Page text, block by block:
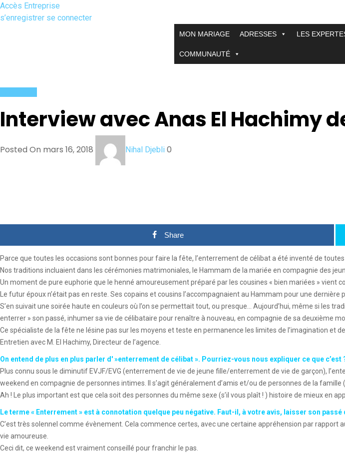
Accès Entreprise
s’enregistrer se connecter
MON MARIAGE ADRESSES LES
COMMUNAUTÉ
Interview avec Anas El Hachimy
Posted On mars 16, 2018 Nihal Djebli 0
Share
Parce que toutes les occasions sont bonnes pour faire la fête, l’enterrement de célibat a été inventé de toutes
Nos traditions incluaient dans les cérémonies matrimoniales, le Hammam de la mariée en compagnie des
Un moment de pure euphorie que le henné amoureusement préparé par les cousines « bien mariées » vient
Le futur époux n’était pas en reste. Ses copains et cousins l’accompagnaient au Hammam pour une
S’en suivait une soirée haute en couleurs où l’on se permettait tout, ou presque… Aujourd’hui, même si les
enterrer » son passé, inhumer sa vie de célibataire pour renaître à nouveau, en compagnie de sa deuxième
Ce spécialiste de la fête ne lésine pas sur les moyens et teste en permanence les limites de l’imagination et
Entretien avec M. El Hachimy, Directeur de l’agence.
On entend de plus en plus parler d' »enterrement de célibat ». Pourriez-vous nous expliquer ce que c’est
Plus connu sous le diminutif EVJF/EVG (enterrement de vie de jeune fille/enterrement de vie de garçon),
weekend en compagnie de personnes intimes. Il s’agit généralement d’amis et/ou de personnes de la famille
Ah ! Le plus important est que cela soit des personnes du même sexe (s’il vous plaît ! ) histoire de mieux en
Le terme « Enterrement » est à connotation quelque peu négative. Faut-il, à votre avis, laisser son
C’est très solennel comme évènement. Cela commence certes, avec une certaine appréhension par
vie amoureuse.
Ceci dit, ce weekend est vraiment conseillé pour franchir le pas.